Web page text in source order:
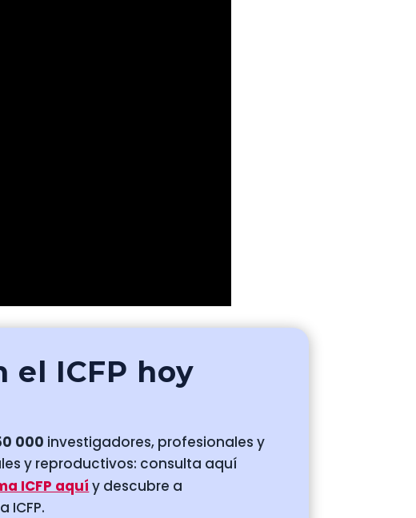
el ICFP hoy
000 investigadores, profesionales y
y reproductivos: consulta aquí
ICFP aquí y descubre a